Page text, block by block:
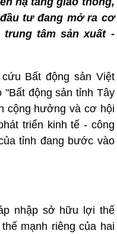
tư đang mở ra cơ
tâm sản xuất -
Bất động sản Việt
"Bất động sản tỉnh Tây
cộng hưởng và cơ hội
triển kinh tế - công
tỉnh đang bước vào
nhập sở hữu lợi thế
mạnh riêng của hai